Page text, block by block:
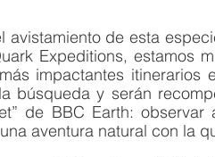
avistamiento de esta
Expeditions, estamos
impactantes
búsqueda y serán
de BBC Earth:
aventura natural con la